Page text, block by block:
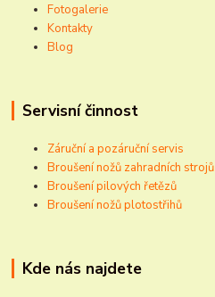
Fotogalerie
Kontakty
Blog
Servisní činnost
Záruční a pozáruční servis
Broušení nožů zahradních strojů
Broušení pilových řetězů
Broušení nožů plotostřihů
Kde nás najdete